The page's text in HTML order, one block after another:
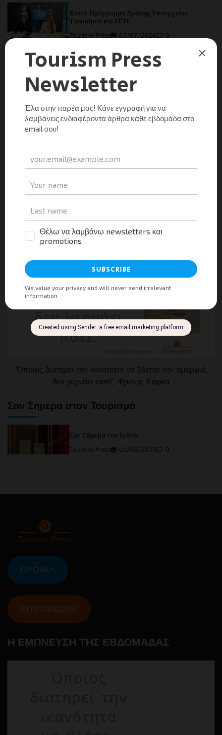
Κοινό Πρόγραμμα Δράσης Υπουργείου
Τουρισμού και ΣΕΤΕ
Tourism Press 07/07/2026 0
Εγκαινιάστηκε ο νέος Επιβατικός Σταθμός του
λιμένα Γαΐου στους Παξούς
Tourism Press 07/07/2026
Η Υφυπουργός Τουρισμού Άννα Καραμανλή
στο Συνέδριο «Αθλητισμός και Τουρισμός ως
όχημα Κοινωνικής Ανάπτυξης»
Η ΕΜΠΝΕΥΣΗ ΤΗΣ ΕΒΔΟΜΑΔΑΣ
"Όποιος διατηρεί την ικανότητα να βλέπει την ομορφιά,
δεν γερνάει ποτέ", Φραντς Κάφκα
Σαν Σήμερα στον Τουρισμό
Σαν Σήμερα τον Ιούνιο
Tourism Press 01/06/2025 0
ΠΡΟΦΙΛ
ΕΠΙΚΟΙΝΩΝΙΑ
Η ΕΜΠΝΕΥΣΗ ΤΗΣ ΕΒΔΟΜΑΔΑΣ